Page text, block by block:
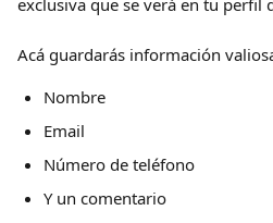
exclusiva que se verá en tu perfil
Acá guardarás información
Nombre
Email
Número de teléfono
Y un comentario